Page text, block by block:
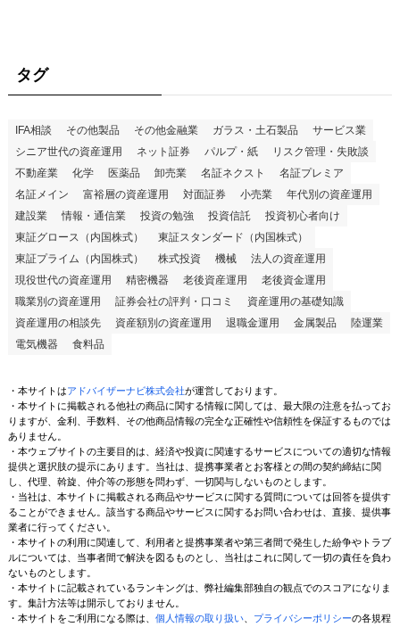
タグ
IFA相談 その他製品 その他金融業 ガラス・土石製品
サービス業
シニア世代の資産運用
ネット証券 パルプ・紙
リスク管理・失敗談
不動産業
化学 医薬品 卸売業 名証ネクスト
名証プレミア
名証メイン
富裕層の資産運用 対面証券 小売業
年代別の資産運用
建設業
情報・通信業 投資の勉強 投資信託
投資初心者向け
東証グロース（内国株式）
東証スタンダード（内国株式）
東証プライム（内国株式）
株式投資 機械
法人の資産運用
現役世代の資産運用
精密機器 老後資産運用
老後資金運用
職業別の資産運用
証券会社の評判・口コミ
資産運用の基礎知識
資産運用の相談先
資産額別の資産運用 退職金運用 金属製品
陸運業
電気機器
食料品
・本サイトはアドバイザーナビ株式会社が運営しております。
・本サイトに掲載される他社の商品に関する情報に関しては、最大限の注意を払ってお
りますが、金利、手数料、その他商品情報の完全な正確性や信頼性を保証するものでは
ありません。
・本ウェブサイトの主要目的は、経済や投資に関連するサービスについての適切な情報
提供と選択肢の提示にあります。当社は、提携事業者とお客様との間の契約締結に関
し、代理、斡旋、仲介等の形態を問わず、一切関与しないものとします。
・当社は、本サイトに掲載される商品やサービスに関する質問については回答を提供す
ることができません。該当する商品やサービスに関するお問い合わせは、直接、提供事
業者に行ってください。
・本サイトの利用に関連して、利用者と提携事業者や第三者間で発生した紛争やトラブ
ルについては、当事者間で解決を図るものとし、当社はこれに関して一切の責任を負わ
ないものとします。
・本サイトに記載されているランキングは、弊社編集部独自の観点でのスコアになりま
す。集計方法等は開示しておりません。
・本サイトをご利用になる際は、 個人情報の取り扱い、 プライバシーポリシーの各規程